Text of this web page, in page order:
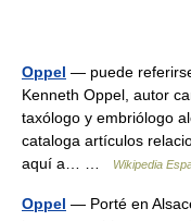
Oppel — puede
Kenneth Oppel, autor
taxólogo y embriólogo
cataloga artículos
aquí a… …
Wikipedia
Oppel — Porté en